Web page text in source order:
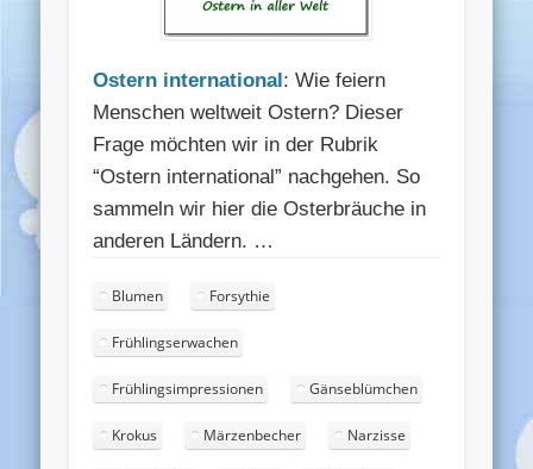
Ostern international : Wie feiern
Menschen weltweit Ostern? Dieser
Frage möchten wir in der Rubrik
“Ostern international” nachgehen. So
sammeln wir hier die Osterbräuche in
anderen Ländern. …
Blumen Forsythie
Frühlingserwachen
Frühlingsimpressionen Gänseblümchen
Krokus Märzenbecher Narzisse